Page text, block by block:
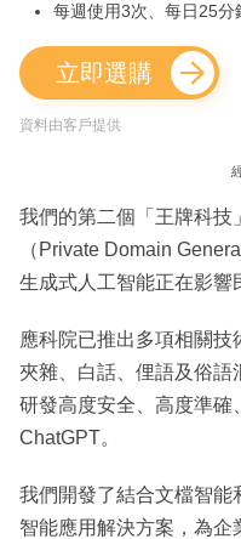
每週使用3次、每日25分
立即選購
資料由客戶提供
我們的第二個「王牌科技
（Private Domain
生成式人工智能正在影響
應科院已推出多項相關
夾雜、白話、俚語及俗語
研發高度安全、高度準確
ChatGPT。
我們開發了結合文檔智能
智能應用解決方案，為企